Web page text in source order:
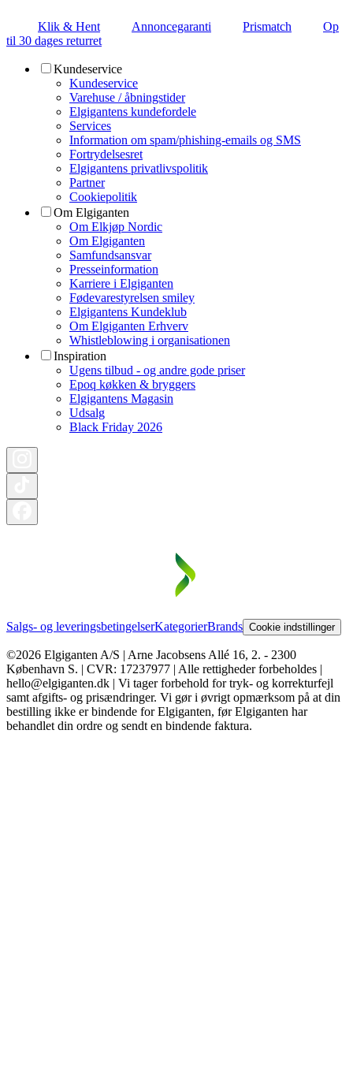
Klik & Hent Annoncegaranti Prismatch
Op
til 30 dages returret
Kundeservice
Kundeservice
Varehuse / åbningstider
Elgigantens kundefordele
Services
Information om spam/phishing-emails og SMS
Fortrydelsesret
Elgigantens privatlivspolitik
Partner
Cookiepolitik
Om Elgiganten
Om Elkjøp Nordic
Om Elgiganten
Samfundsansvar
Presseinformation
Karriere i Elgiganten
Fødevarestyrelsen smiley
Elgigantens Kundeklub
Om Elgiganten Erhverv
Whistleblowing i organisationen
Inspiration
Ugens tilbud - og andre gode priser
Epoq køkken & bryggers
Elgigantens Magasin
Udsalg
Black Friday 2026
Salgs- og leveringsbetingelserKategorierBrands Cookie indstillinger
©2026 Elgiganten A/S | Arne Jacobsens Allé 16, 2. - 2300
København S. | CVR: 17237977 | Alle rettigheder forbeholdes |
hello@elgiganten.dk | Vi tager forbehold for tryk- og korrekturfejl
samt afgifts- og prisændringer. Vi gør i øvrigt opmærksom på at din
bestilling ikke er bindende for Elgiganten, før Elgiganten har
behandlet din ordre og sendt en bindende faktura.